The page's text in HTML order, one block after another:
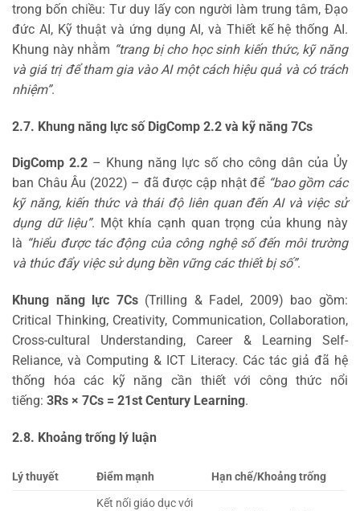
trong bốn chiều: Tư duy lấy con người làm trung tâm, Đạo
đức AI, Kỹ thuật và ứng dụng AI, và Thiết kế hệ thống AI.
Khung này nhằm “trang bị cho học sinh kiến thức, kỹ năng
và giá trị để tham gia vào AI một cách hiệu quả và có trách
nhiệm”.
2.7. Khung năng lực số DigComp 2.2 và kỹ năng 7Cs
DigComp 2.2 – Khung năng lực số cho công dân của Ủy
ban Châu Âu (2022) – đã được cập nhật để “bao gồm các
kỹ năng, kiến thức và thái độ liên quan đến AI và việc sử
dụng dữ liệu”. Một khía cạnh quan trọng của khung này
là “hiểu được tác động của công nghệ số đến môi trường
và thúc đẩy việc sử dụng bền vững các thiết bị số”.
Khung năng lực 7Cs(Trilling & Fadel, 2009) bao gồm:
Critical Thinking, Creativity, Communication, Collaboration,
Cross-cultural Understanding, Career & Learning Self-
Reliance, và Computing & ICT Literacy. Các tác giả đã hệ
thống hóa các kỹ năng cần thiết với công thức nổi
tiếng: 3Rs × 7Cs = 21st Century Learning.
2.8. Khoảng trống lý luận
Lý thuyết Điểm mạnh Hạn chế/Khoảng trống
Kết nối giáo dục với